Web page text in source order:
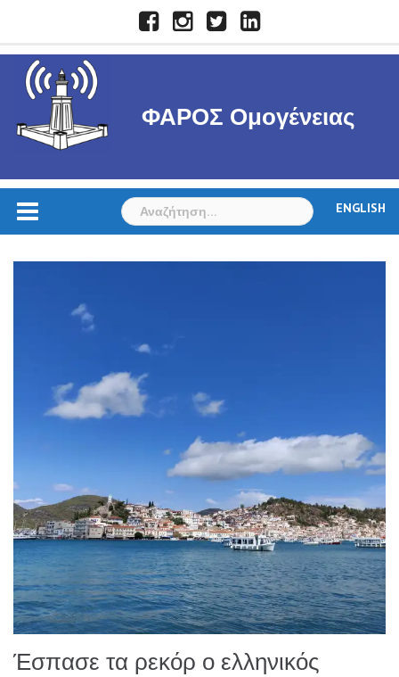
FacebookInstagramTwitterLinkedIn
ΦΑΡΟΣ Ομογένειας
ENGLISH
Αναζήτηση
για:
Έσπασε τα ρεκόρ ο ελληνικός